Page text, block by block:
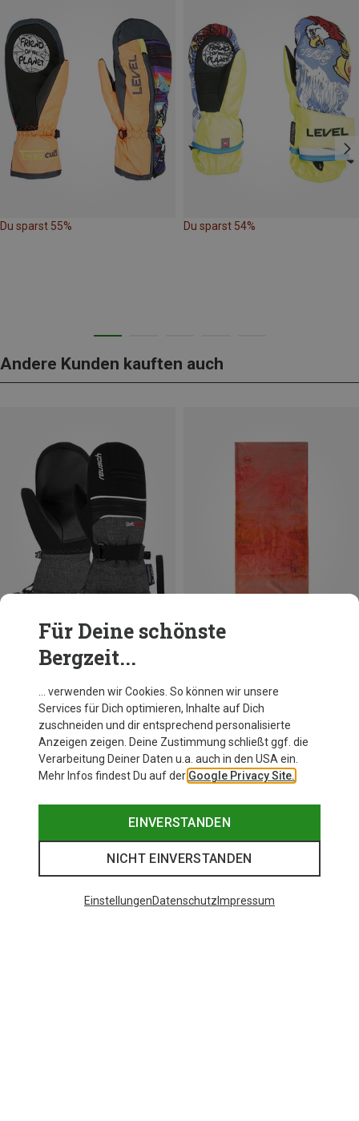
Du sparst 55% Du sparst 54%
Andere Kunden kauften auch
Du sparst 18%
Buff
Coolnet UV Tuch
19,95 €
Für Deine schönste
Bergzeit...
… verwenden wir Cookies. So können wir unsere
Services für Dich optimieren, Inhalte auf Dich
zuschneiden und dir entsprechend personalisierte
Anzeigen zeigen. Deine Zustimmung schließt ggf. die
Verarbeitung Deiner Daten u.a. auch in den USA ein.
Mehr Infos findest Du auf der Google Privacy Site.
EINVERSTANDEN
NICHT EINVERSTANDEN
EinstellungenDatenschutz Impressum